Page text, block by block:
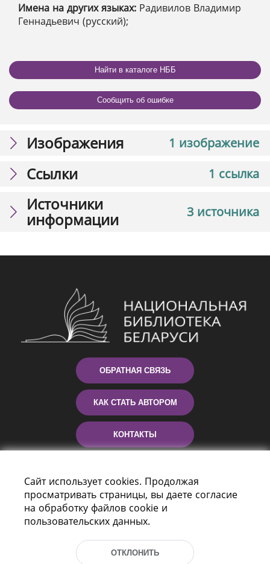
Имена на других языках: Радивилов Владимир
Геннадьевич (русский);
Найти в каталоге НББ
Сообщить об ошибке
1 изображение
Изображения
1 ссылка
Ссылки
3 источника
Источники
информации
ОБРАТНАЯ СВЯЗЬ
КАК СТАТЬ АВТОРОМ
КОНТАКТЫ
Сайт использует cookies. Продолжая
просматривать страницы, вы даете согласие
на обработку файлов cookie и
пользовательских данных.
ОТКЛОНИТЬ